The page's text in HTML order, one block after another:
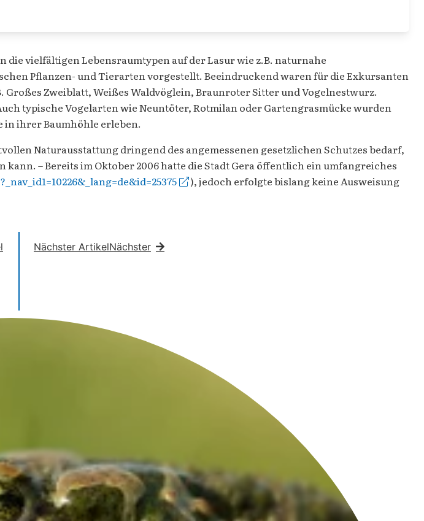
vielfältigen Lebensraumtypen auf der Lasur wie z.B. naturnahe
Pflanzen- und Tierarten vorgestellt. Beeindruckend waren für die Exkursanten
Zweiblatt, Weißes Waldvöglein, Braunroter Sitter und Vogelnestwurz.
typische Vogelarten wie Neuntöter, Rotmilan oder Gartengrasmücke wurden
in ihrer Baumhöhle erleben.
Naturausstattung dringend des angemessenen gesetzlichen Schutzes bedarf,
– Bereits im Oktober 2006 hatte die Stadt Gera öffentlich ein umfangreiches
), jedoch erfolgte bislang keine Ausweisung
Nächster ArtikelNächster